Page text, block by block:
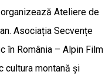
Ateliere de
Asociația Secvențe
în România – Alpin Film
cultura montană și